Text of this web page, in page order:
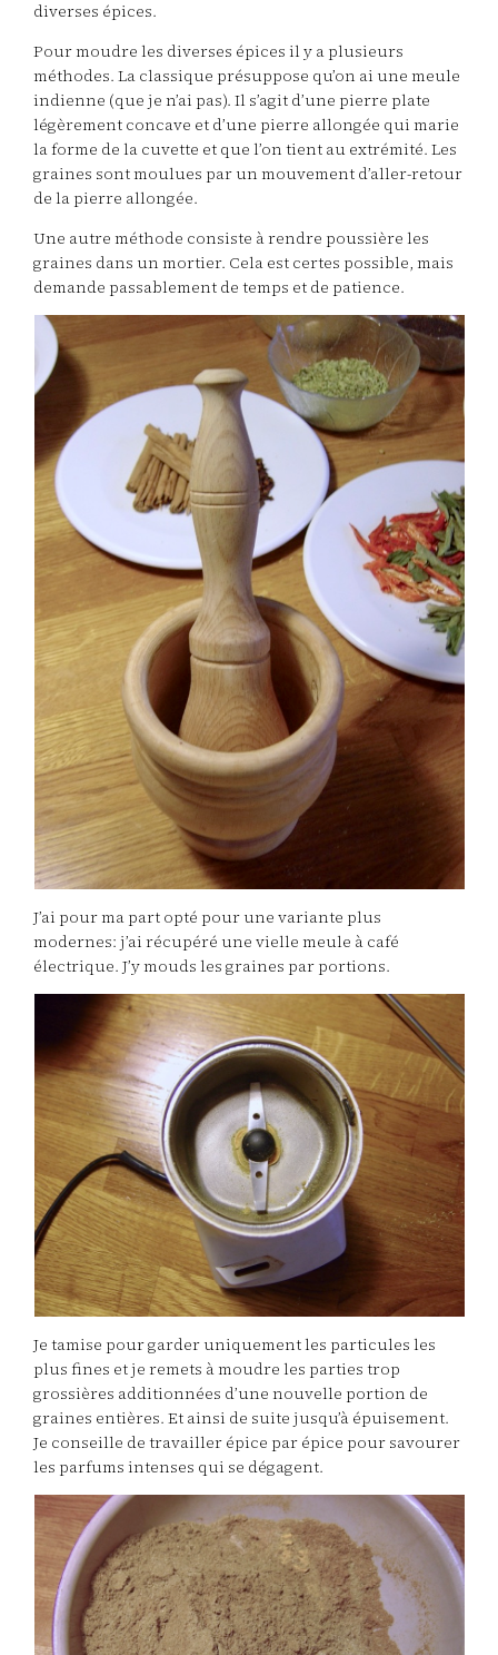
diverses épices.
Pour moudre les diverses épices il y a plusieurs
méthodes. La classique présuppose qu’on ai une meule
indienne (que je n’ai pas). Il s’agit d’une pierre plate
légèrement concave et d’une pierre allongée qui marie
la forme de la cuvette et que l’on tient au extrémité. Les
graines sont moulues par un mouvement d’aller-retour
de la pierre allongée.
Une autre méthode consiste à rendre poussière les
graines dans un mortier. Cela est certes possible, mais
demande passablement de temps et de patience.
J’ai pour ma part opté pour une variante plus
modernes: j’ai récupéré une vielle meule à café
électrique. J’y mouds les graines par portions.
Je tamise pour garder uniquement les particules les
plus fines et je remets à moudre les parties trop
grossières additionnées d’une nouvelle portion de
graines entières. Et ainsi de suite jusqu’à épuisement.
Je conseille de travailler épice par épice pour savourer
les parfums intenses qui se dégagent.